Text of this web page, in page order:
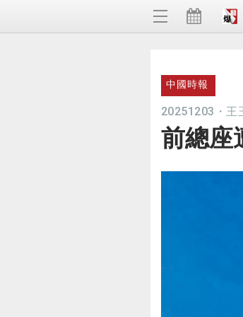
中國時報
20251203 ・ 王
前總座